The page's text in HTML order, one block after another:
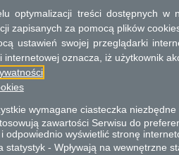
materiałów.
Podstawa prawna
Ustawa z dnia 14
Ochrona danych osobowych
KLAUZULA INFORMACYJNA
optymalizacji treści dostępnych w
zapisanych za pomocą plików
ustawień swojej przeglądarki
internetowej oznacza, iż użytkownik
wymagane ciasteczka
zawartości Serwisu do
odpowiednio wyświetlić stronę
statystyk - Wpływają na wewnętrzne